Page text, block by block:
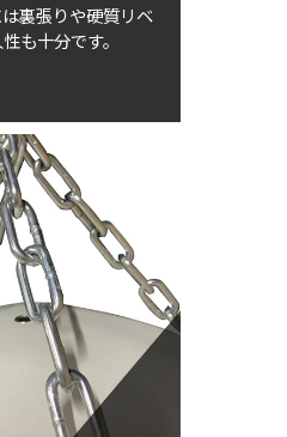
裏張りや硬質リベ
も十分です。